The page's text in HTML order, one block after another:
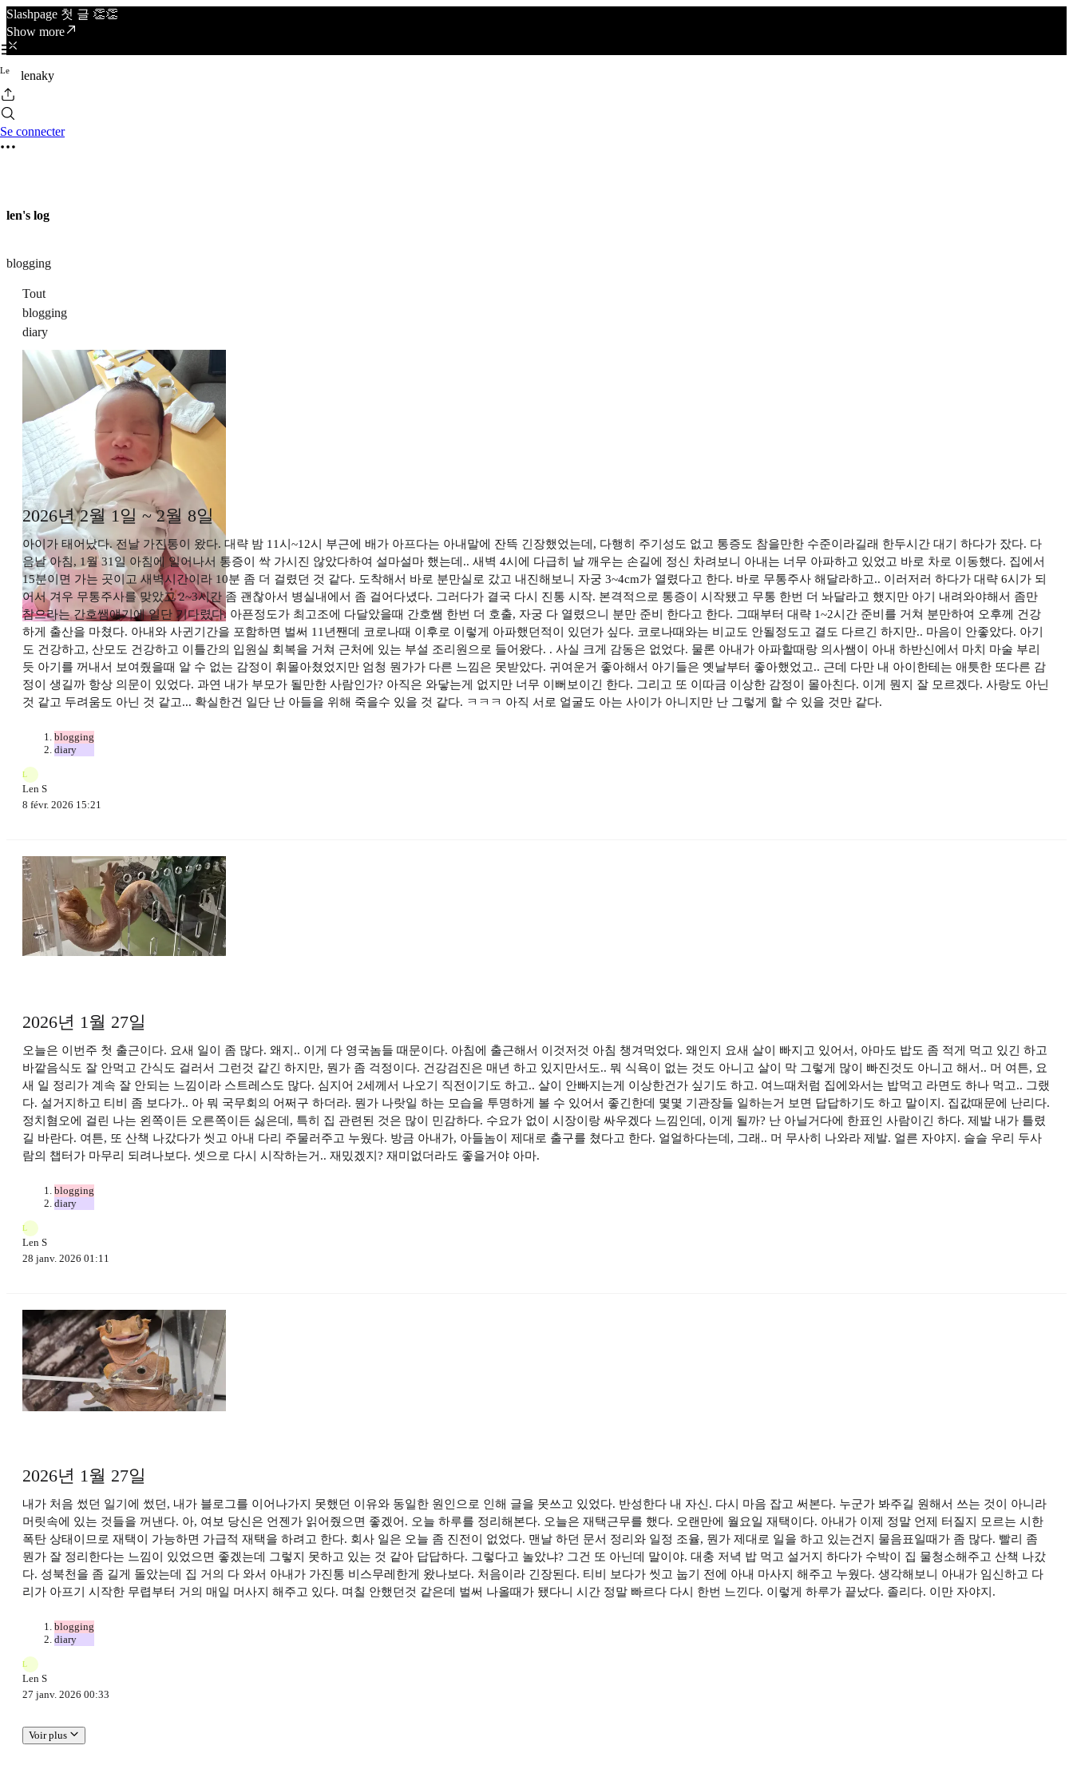
Slashpage 첫 글 👏👏
Show more
Le lenaky
Se connecter
len's log
blogging
Tout
blogging
diary
2026년 2월 1일 ~ 2월 8일
아이가 태어났다. 전날 가진통이 왔다. 대략 밤 11시~12시 부근에 배가 아프다는 아내말에 잔뜩 긴장했었는데, 다행히 주기성도 없고 통증도 참을만한 수준이라길래 한두시간 대기 하다가 잤다. 다
음날 아침, 1월 31일 아침에 일어나서 통증이 싹 가시진 않았다하여 설마설마 했는데.. 새벽 4시에 다급히 날 깨우는 손길에 정신 차려보니 아내는 너무 아파하고 있었고 바로 차로 이동했다. 집에서
15분이면 가는 곳이고 새벽시간이라 10분 좀 더 걸렸던 것 같다. 도착해서 바로 분만실로 갔고 내진해보니 자궁 3~4cm가 열렸다고 한다. 바로 무통주사 해달라하고.. 이러저러 하다가 대략 6시가 되
어서 겨우 무통주사를 맞았고 2~3시간 좀 괜찮아서 병실내에서 좀 걸어다녔다. 그러다가 결국 다시 진통 시작. 본격적으로 통증이 시작됐고 무통 한번 더 놔달라고 했지만 아기 내려와야해서 좀만
참으라는 간호쌤얘기에 일단 기다렸다. 아픈정도가 최고조에 다달았을때 간호쌤 한번 더 호출, 자궁 다 열렸으니 분만 준비 한다고 한다. 그때부터 대략 1~2시간 준비를 거쳐 분만하여 오후께 건강
하게 출산을 마쳤다. 아내와 사귄기간을 포함하면 벌써 11년짼데 코로나때 이후로 이렇게 아파했던적이 있던가 싶다. 코로나때와는 비교도 안될정도고 결도 다르긴 하지만.. 마음이 안좋았다. 아기
도 건강하고, 산모도 건강하고 이틀간의 입원실 회복을 거쳐 근처에 있는 부설 조리원으로 들어왔다. . 사실 크게 감동은 없었다. 물론 아내가 아파할때랑 의사쌤이 아내 하반신에서 마치 마술 부리
듯 아기를 꺼내서 보여줬을때 알 수 없는 감정이 휘몰아쳤었지만 엄청 뭔가가 다른 느낌은 못받았다. 귀여운거 좋아해서 아기들은 옛날부터 좋아했었고.. 근데 다만 내 아이한테는 애틋한 또다른 감
정이 생길까 항상 의문이 있었다. 과연 내가 부모가 될만한 사람인가? 아직은 와닿는게 없지만 너무 이뻐보이긴 한다. 그리고 또 이따금 이상한 감정이 몰아친다. 이게 뭔지 잘 모르겠다. 사랑도 아닌
것 같고 두려움도 아닌 것 같고... 확실한건 일단 난 아들을 위해 죽을수 있을 것 같다. ㅋㅋㅋ 아직 서로 얼굴도 아는 사이가 아니지만 난 그렇게 할 수 있을 것만 같다.
blogging
diary
L
Len S
8 févr. 2026 15:21
2026년 1월 27일
오늘은 이번주 첫 출근이다. 요새 일이 좀 많다. 왜지.. 이게 다 영국놈들 때문이다. 아침에 출근해서 이것저것 아침 챙겨먹었다. 왜인지 요새 살이 빠지고 있어서, 아마도 밥도 좀 적게 먹고 있긴 하고
바깥음식도 잘 안먹고 간식도 걸러서 그런것 같긴 하지만, 뭔가 좀 걱정이다. 건강검진은 매년 하고 있지만서도.. 뭐 식욕이 없는 것도 아니고 살이 막 그렇게 많이 빠진것도 아니고 해서.. 머 여튼, 요
새 일 정리가 계속 잘 안되는 느낌이라 스트레스도 많다. 심지어 2세께서 나오기 직전이기도 하고.. 살이 안빠지는게 이상한건가 싶기도 하고. 여느때처럼 집에와서는 밥먹고 라면도 하나 먹고.. 그랬
다. 설거지하고 티비 좀 보다가.. 아 뭐 국무회의 어쩌구 하더라. 뭔가 나랏일 하는 모습을 투명하게 볼 수 있어서 좋긴한데 몇몇 기관장들 일하는거 보면 답답하기도 하고 말이지. 집값때문에 난리다.
정치혐오에 걸린 나는 왼쪽이든 오른쪽이든 싫은데, 특히 집 관련된 것은 많이 민감하다. 수요가 없이 시장이랑 싸우겠다 느낌인데, 이게 될까? 난 아닐거다에 한표인 사람이긴 하다. 제발 내가 틀렸
길 바란다. 여튼, 또 산책 나갔다가 씻고 아내 다리 주물러주고 누웠다. 방금 아내가, 아들놈이 제대로 출구를 쳤다고 한다. 얼얼하다는데, 그래.. 머 무사히 나와라 제발. 얼른 자야지. 슬슬 우리 두사
람의 챕터가 마무리 되려나보다. 셋으로 다시 시작하는거.. 재밌겠지? 재미없더라도 좋을거야 아마.
blogging
diary
L
Len S
28 janv. 2026 01:11
2026년 1월 27일
내가 처음 썼던 일기에 썼던, 내가 블로그를 이어나가지 못했던 이유와 동일한 원인으로 인해 글을 못쓰고 있었다. 반성한다 내 자신. 다시 마음 잡고 써본다. 누군가 봐주길 원해서 쓰는 것이 아니라
머릿속에 있는 것들을 꺼낸다. 아, 여보 당신은 언젠가 읽어줬으면 좋겠어. 오늘 하루를 정리해본다. 오늘은 재택근무를 했다. 오랜만에 월요일 재택이다. 아내가 이제 정말 언제 터질지 모르는 시한
폭탄 상태이므로 재택이 가능하면 가급적 재택을 하려고 한다. 회사 일은 오늘 좀 진전이 없었다. 맨날 하던 문서 정리와 일정 조율, 뭔가 제대로 일을 하고 있는건지 물음표일때가 좀 많다. 빨리 좀
뭔가 잘 정리한다는 느낌이 있었으면 좋겠는데 그렇지 못하고 있는 것 같아 답답하다. 그렇다고 놀았냐? 그건 또 아닌데 말이야. 대충 저녁 밥 먹고 설거지 하다가 수박이 집 물청소해주고 산책 나갔
다. 성북천을 좀 길게 돌았는데 집 거의 다 와서 아내가 가진통 비스무레한게 왔나보다. 처음이라 긴장된다. 티비 보다가 씻고 눕기 전에 아내 마사지 해주고 누웠다. 생각해보니 아내가 임신하고 다
리가 아프기 시작한 무렵부터 거의 매일 머사지 해주고 있다. 며칠 안했던것 같은데 벌써 나올때가 됐다니 시간 정말 빠르다 다시 한번 느낀다. 이렇게 하루가 끝났다. 졸리다. 이만 자야지.
blogging
diary
L
Len S
27 janv. 2026 00:33
Voir plus